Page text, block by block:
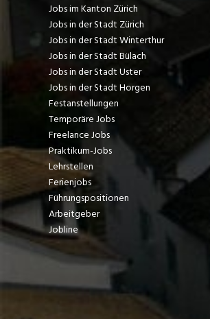
Jobs im Kanton Zürich
Jobs in der Stadt Zürich
Jobs in der Stadt Winterthur
Jobs in der Stadt Bülach
Jobs in der Stadt Uster
Jobs in der Stadt Horgen
Festanstellungen
Temporäre Jobs
Freelance Jobs
Praktikum-Jobs
Lehrstellen
Ferienjobs
Führungspositionen
Arbeitgeber
Jobline